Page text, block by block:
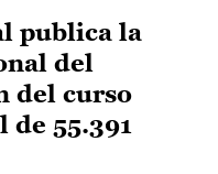
publica la
del
del curso
de 55.391